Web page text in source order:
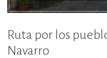
Ruta por los
Navarro